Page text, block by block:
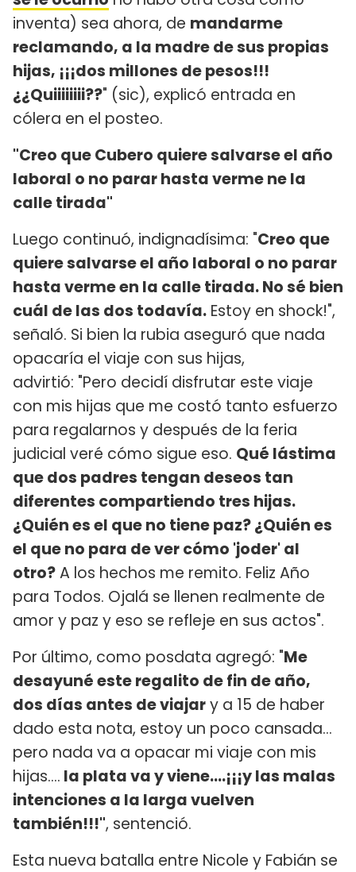
inventa) sea ahora, de mandarme
reclamando, a la madre de sus propias
hijas, ¡¡¡dos millones de pesos!!!
¿¿Quiiiiiiii??" (sic), explicó entrada en
cólera en el posteo.
"Creo que Cubero quiere salvarse el año
laboral o no parar hasta verme ne la
calle tirada"
Luego continuó, indignadísima: "Creo que
quiere salvarse el año laboral o no parar
hasta verme en la calle tirada. No sé bien
cuál de las dos todavía. Estoy en shock!",
señaló. Si bien la rubia aseguró que nada
opacaría el viaje con sus hijas,
advirtió: "Pero decidí disfrutar este viaje
con mis hijas que me costó tanto esfuerzo
para regalarnos y después de la feria
judicial veré cómo sigue eso. Qué lástima
que dos padres tengan deseos tan
diferentes compartiendo tres hijas.
¿Quién es el que no tiene paz? ¿Quién es
el que no para de ver cómo 'joder' al
otro?A los hechos me remito. Feliz Año
para Todos. Ojalá se llenen realmente de
amor y paz y eso se refleje en sus actos".
Por último, como posdata agregó: "Me
desayuné este regalito de fin de año,
dos días antes de viajary a 15 de haber
dado esta nota, estoy un poco cansada…
pero nada va a opacar mi viaje con mis
hijas.... la plata va y viene....¡¡¡y las malas
intenciones a la larga vuelven
también!!!", sentenció.
Esta nueva batalla entre Nicole y Fabián se